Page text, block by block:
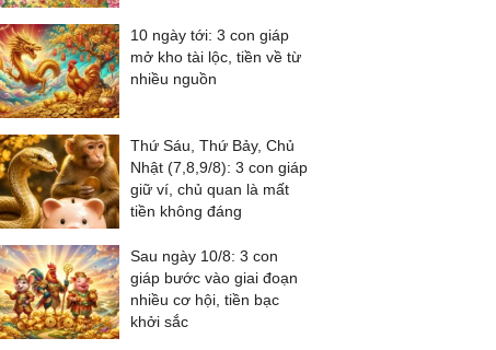
10 ngày tới: 3 con giáp
mở kho tài lộc, tiền về từ
nhiều nguồn
Thứ Sáu, Thứ Bảy, Chủ
Nhật (7,8,9/8): 3 con giáp
giữ ví, chủ quan là mất
tiền không đáng
Sau ngày 10/8: 3 con
giáp bước vào giai đoạn
nhiều cơ hội, tiền bạc
khởi sắc